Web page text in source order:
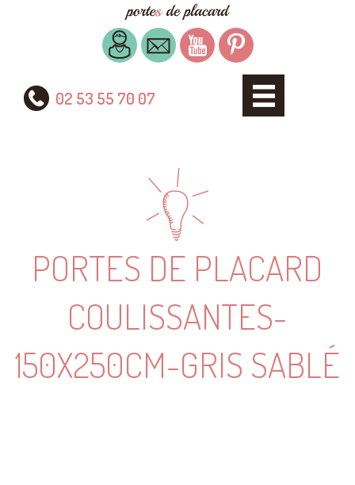
02 53 55 70 07
PORTES DE PLACARD
COULISSANTES-
150X250CM-GRIS SABLÉ